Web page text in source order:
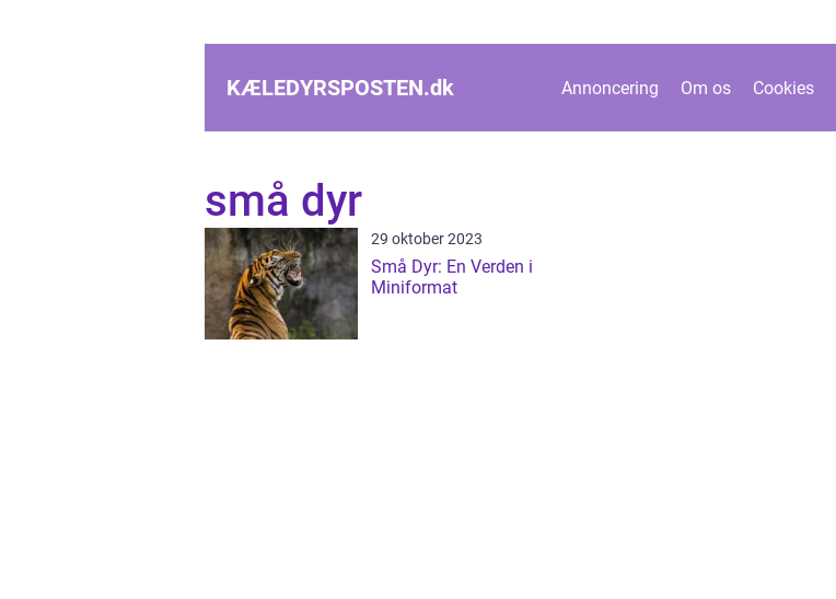
KÆLEDYRSPOSTEN.dk Annoncering Om os Cookies
små dyr
29 oktober 2023
Små Dyr: En Verden i
Miniformat